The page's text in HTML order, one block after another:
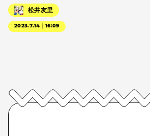
松井友里
2023.7.14｜16:09